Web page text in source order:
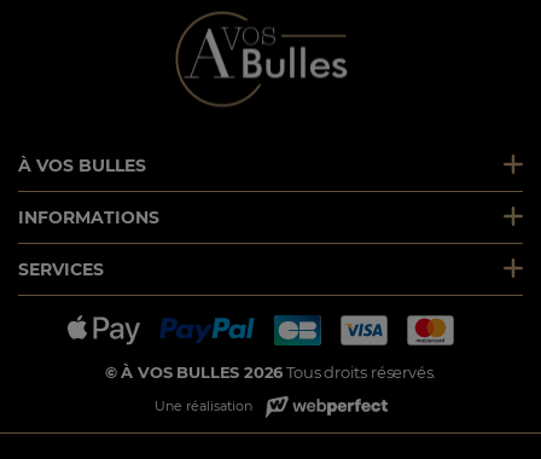
À VOS BULLES
INFORMATIONS
SERVICES
© À VOS BULLES 2026Tous droits réservés.
Une réalisation